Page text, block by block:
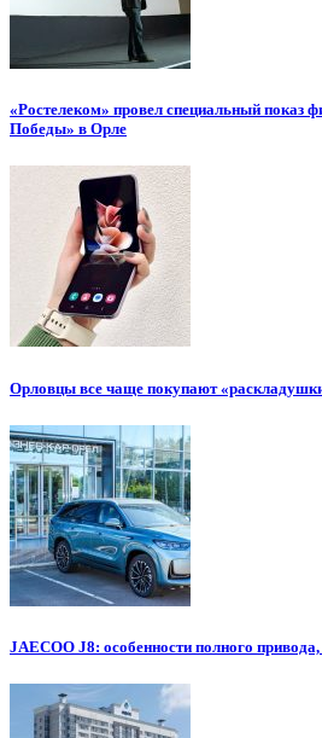
«Ростелеком» провел специальный показ
Победы» в Орле
Орловцы все чаще покупают
JAECOO J8: особенности полного